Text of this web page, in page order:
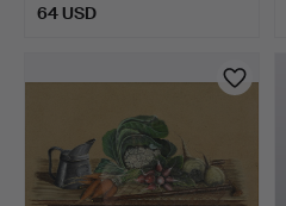
64 USD